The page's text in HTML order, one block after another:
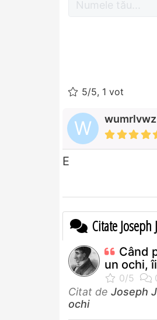
5/5, 1 vot
W wumrlvwz
E
Citate Joseph
Când
un ochi,
Citat de Joseph
ochi